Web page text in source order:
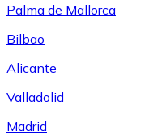
Palma de Mallorca
Bilbao
Alicante
Valladolid
Madrid